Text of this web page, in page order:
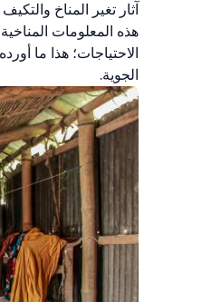
آثار تغير المناخ
هذه المعلومات
الاحتياجات؛ هذا ما
الجوية.